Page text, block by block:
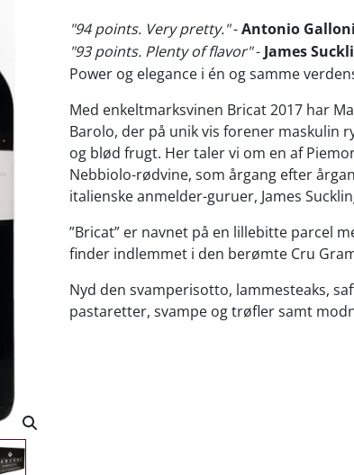
"94 points. Very pretty."-Antonio Galloni
"93 points. Plenty of flavor"- James
Power og elegance i én og samme
Med enkeltmarksvinen Bricat 2017 har
Barolo, der på unik vis forener maskulin
og blød frugt. Her taler vi om en af
Nebbiolo-rødvine, som årgang efter
italienske anmelder-guruer, James
”Bricat” er navnet på en lillebitte parcel
finder indlemmet i den berømte Cru
Nyd den svamperisotto, lammesteaks,
pastaretter, svampe og trøfler samt